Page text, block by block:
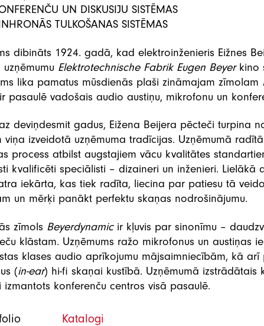
Studijas un apraide
UN DISKUSIJU SISTĒMAS
TULKOŠANAS SISTĒMAS
dibināts 1924. gadā, kad elektroinženieris Eižnes
Elektrotechnische Fabrik Eugen Beyerkino
lika pamatus mūsdienās plaši zināmajam zīmolam
pasaulē vadošais audio austiņu, mikrofonu un
deviņdesmit gadus, Eižena Beijera pēcteči turpina
viņa izveidotā uzņēmuma tradīcijas. Uzņēmumā
process atbilst augstajiem vācu kvalitātes
kvalificēti speciālisti – dizaineri un inženieri. Lielākā
iekārta, kas tiek radīta, liecina par patiesu tā
un mērķi panākt perfektu skaņas nodrošinājumu.
zīmols Beyerdynamic ir kļuvis par sinonīmu –
klāstam. Uzņēmums ražo mikrofonus un austiņas
klases audio aprīkojumu mājsaimniecībām, kā
(in-ear) hi-fi skaņai kustībā. Uzņēmumā izstrādātais
izmantots konferenču centros visā pasaulē.
Katalogi